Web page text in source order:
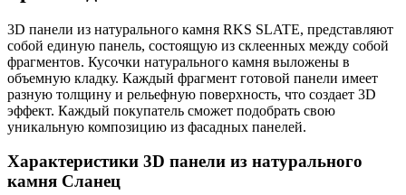
3D панели из натурального камня RKS SLATE, представляют
собой единую панель, состоящую из склеенных между собой
фрагментов. Кусочки натурального камня выложены в
объемную кладку. Каждый фрагмент готовой панели имеет
разную толщину и рельефную поверхность, что создает 3D
эффект. Каждый покупатель сможет подобрать свою
уникальную композицию из фасадных панелей.
Характеристики 3D панели из натурального
камня Сланец